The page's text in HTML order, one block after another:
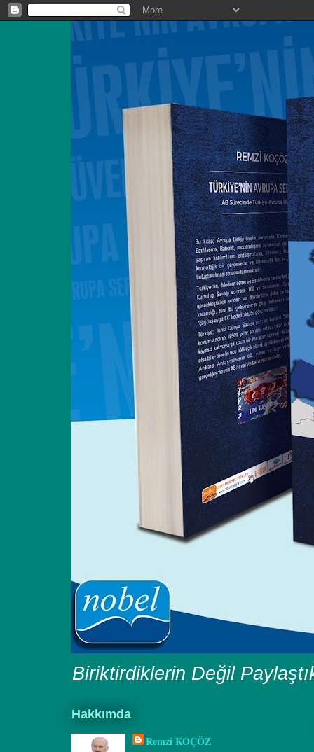
Biriktirdiklerin Değil
Hakkımda
Remzi KOÇÖZ